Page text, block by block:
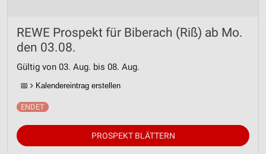
REWE Prospekt für Biberach (Riß) ab Mo.
den 03.08.
Gültig von 03. Aug. bis 08. Aug.
📅 Kalendereintrag erstellen
PROSPEKT BLÄTTERN